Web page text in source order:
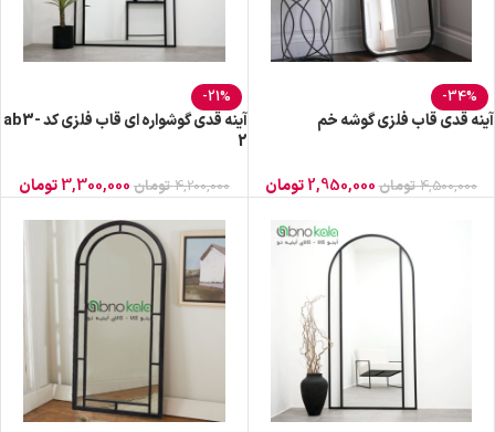
-34%
آینه قدی قاب فلزی گوشه خم
4,500,000 تومان 2,950,000تومان
-21%
آینه قدی گوشواره ای قاب فلزی کد ab3-
2
4,200,000 تومان 3,300,000تومان